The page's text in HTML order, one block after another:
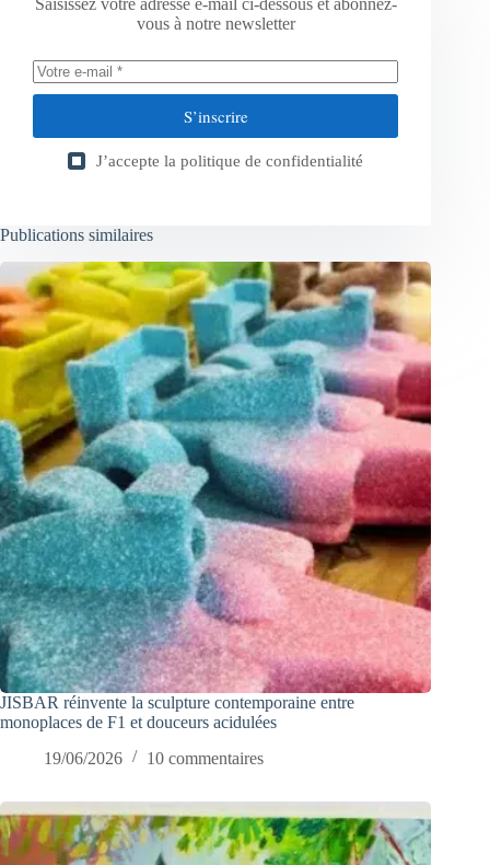
Saisissez votre adresse e-mail ci-dessous et abonnez-
vous à notre newsletter
S’inscrire
J’accepte la politique de confidentialité
Publications similaires
JISBAR réinvente la sculpture contemporaine entre
monoplaces de F1 et douceurs acidulées
19/06/2026
10 commentaires